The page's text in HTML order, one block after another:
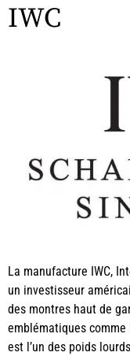
IWC
La manufacture IWC,
un investisseur
des montres haut de
emblématiques
est l’un des poids